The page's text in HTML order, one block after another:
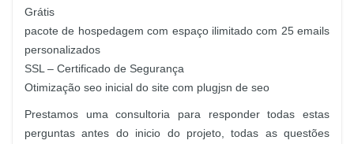
Grátis
pacote de hospedagem com espaço ilimitado com 25 emails
personalizados
SSL – Certificado de Segurança
Otimização seo inicial do site com plugjsn de seo
Prestamos uma consultoria para responder todas estas
perguntas antes do inicio do projeto, todas as questões